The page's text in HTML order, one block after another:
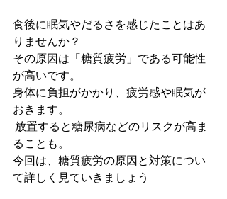
食後に眠気やだるさを感じたことはあ
りませんか？
その原因は「糖質疲労」である可能性
が高いです。
身体に負担がかかり、疲労感や眠気が
おきます。
ることも。
今回は、糖質疲労の原因と対策につい
て詳しく見ていきましょう